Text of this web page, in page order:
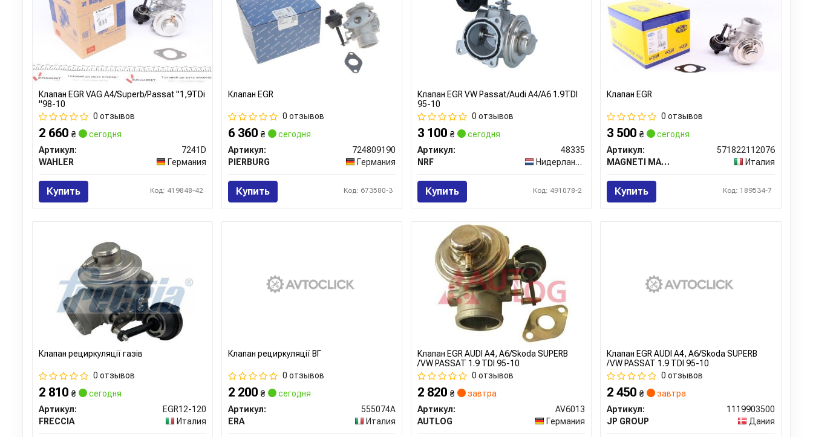
Клапан EGR VAG A4/Superb/Passat "1,9TDi
"98-10
0 отзывов
2 660 ₴
сегодня
Артикул:
7241D
WAHLER
Германия
Купить Код: 419848-42
Клапан EGR
0 отзывов
6 360 ₴
сегодня
Артикул:
724809190
PIERBURG
Германия
Купить Код: 673580-3
Клапан EGR VW Passat/Audi A4/A6 1.9TDI
95-10
0 отзывов
3 100 ₴
сегодня
Артикул:
48335
NRF
Нидерланды
Купить Код: 491078-2
Клапан EGR
0 отзывов
3 500₴
сегодня
Артикул:
571822112076
MAGNETI MARELLI
Италия
Купить Код: 189534-7
Клапан рециркуляції газів
0 отзывов
2 810 ₴
сегодня
Артикул:
EGR12-120
FRECCIA
Италия
Клапан рециркуляції ВГ
0 отзывов
2 200 ₴
сегодня
Артикул:
555074A
ERA
Италия
Клапан EGR AUDI A4, A6/Skoda SUPERB
/VW PASSAT 1.9 TDI 95-10
0 отзывов
2 820 ₴
завтра
Артикул:
AV6013
AUTLOG
Германия
Клапан EGR AUDI A4, A6/Skoda SUPERB
/VW PASSAT 1.9 TDI 95-10
0 отзывов
2 450₴
завтра
Артикул:
1119903500
JP GROUP
Дания